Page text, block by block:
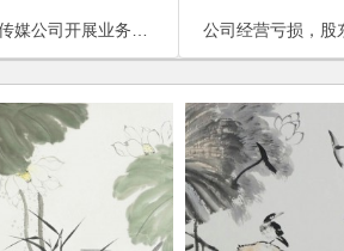
合作，如何签订合同？
公司经营亏损，股东另行投